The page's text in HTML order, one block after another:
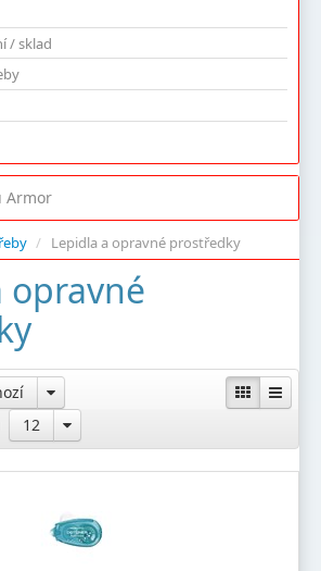
/ sklad
Armor
/ Lepidla a opravné prostředky
opravné
12